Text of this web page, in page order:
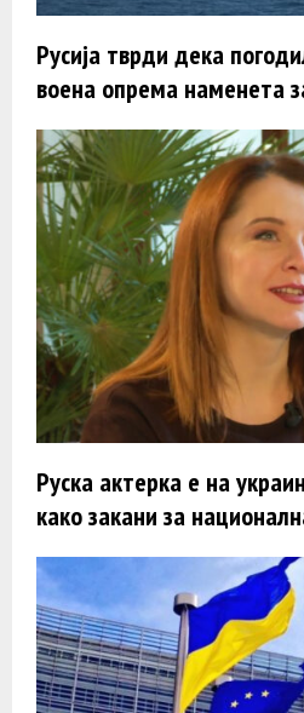
Русија тврди дека
воена опрема наменета
Руска актерка e на
како закани за